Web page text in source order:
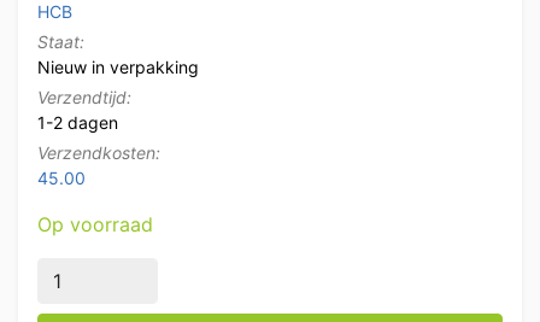
HCB
Staat:
Nieuw in verpakking
Verzendtijd:
1-2 dagen
Verzendkosten:
45.00
Op voorraad
HCB RVS Heteluchtoven Convectie Oven Afbakoven